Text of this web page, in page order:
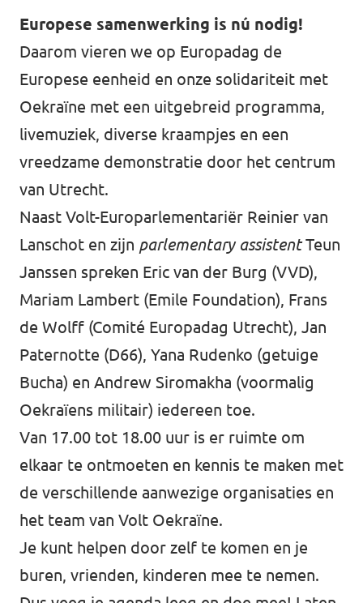
Europese samenwerking is nú nodig!
Daarom vieren we op Europadag de
Europese eenheid en onze solidariteit met
Oekraïne met een uitgebreid programma,
livemuziek, diverse kraampjes en een
vreedzame demonstratie door het centrum
van Utrecht.
Naast Volt-Europarlementariër Reinier van
Lanschot en zijn parlementary assistentTeun
Janssen spreken Eric van der Burg (VVD),
Mariam Lambert (Emile Foundation), Frans
de Wolff (Comité Europadag Utrecht), Jan
Paternotte (D66), Yana Rudenko (getuige
Bucha) en Andrew Siromakha (voormalig
Oekraïens militair) iedereen toe.
Van 17.00 tot 18.00 uur is er ruimte om
elkaar te ontmoeten en kennis te maken met
de verschillende aanwezige organisaties en
het team van Volt Oekraïne.
Je kunt helpen door zelf te komen en je
buren, vrienden, kinderen mee te nemen.